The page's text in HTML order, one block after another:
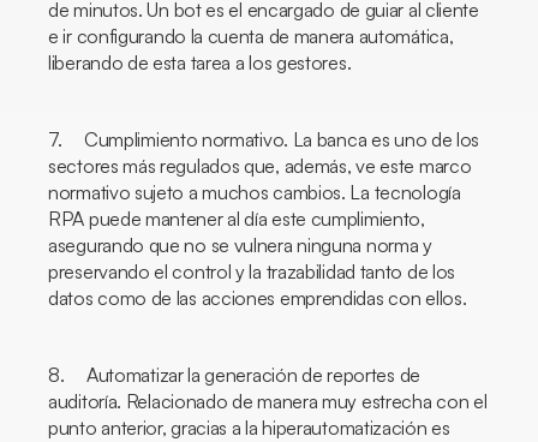
de minutos. Un botes el encargado de guiar al cliente
e ir configurando la cuenta de manera automática,
liberando de esta tarea a los gestores.
7. Cumplimiento normativo. La banca es uno de los
sectores más regulados que, además, ve este marco
normativo sujeto a muchos cambios. La tecnología
RPA puede mantener al día este cumplimiento,
asegurando que no se vulnera ninguna norma y
preservando el control y la trazabilidad tanto de los
datos como de las acciones emprendidas con ellos.
8. Automatizar la generación de reportes de
auditoría. Relacionado de manera muy estrecha con el
punto anterior, gracias a la hiperautomatización es